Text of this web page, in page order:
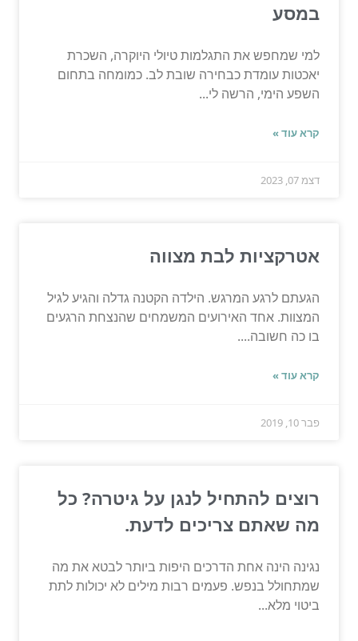
במסע
למי שמחפש את התגלמות טיולי היוקרה, השכרת
יאכטות עומדת כבחירה שובת לב. כמומחה בתחום
השפע הימי, הרשה לי...
קרא עוד »
דצמ 07, 2023
אטרקציות לבת מצווה
הגעתם לרגע המרגש. הילדה הקטנה גדלה והגיע לגיל
המצוות. אחד האירועים המשמחים שהנצחת הרגעים
בו כה חשובה....
קרא עוד »
פבר 10, 2019
רוצים להתחיל לנגן על גיטרה? כל
מה שאתם צריכים לדעת.
נגינה הינה אחת הדרכים היפות ביותר לבטא את מה
שמתחולל בנפש. פעמים רבות מילים לא יכולות לתת
ביטוי מלא...